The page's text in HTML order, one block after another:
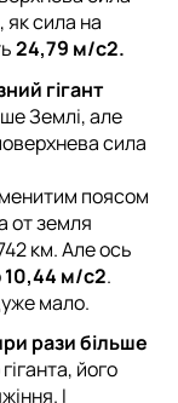
як сила на
24,79 м/с2.
гігант
Землі, але
сила
поясом
от земля
км. Але ось
10,44 м/с2.
мало.
рази більше
його
І